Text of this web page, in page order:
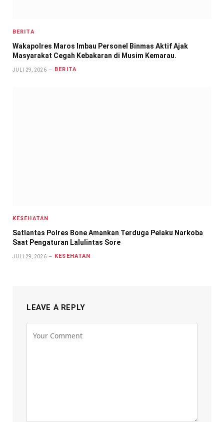
BERITA
Wakapolres Maros Imbau Personel Binmas Aktif Ajak
Masyarakat Cegah Kebakaran di Musim Kemarau.
JULI 29, 2026 BERITA
KESEHATAN
Satlantas Polres Bone Amankan Terduga Pelaku Narkoba
Saat Pengaturan Lalulintas Sore
JULI 29, 2026 KESEHATAN
LEAVE A REPLY